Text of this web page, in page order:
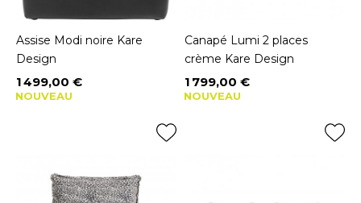
Assise Modi noire Kare
Design
Prix
1 499,00 €
NOUVEAU
Canapé Lumi 2 places
crème Kare Design
Prix
1 799,00 €
NOUVEAU